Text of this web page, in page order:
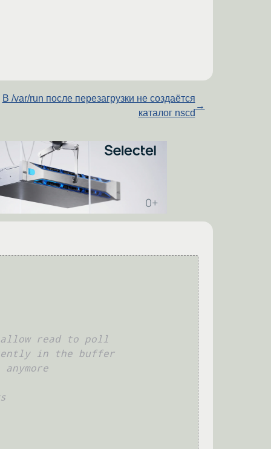
В /var/run после перезагрузки не создаётся
каталог nscd
→
read to poll
in the buffer